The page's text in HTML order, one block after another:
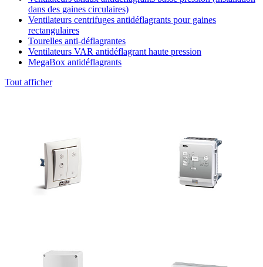
dans des gaines circulaires)
Ventilateurs centrifuges antidéflagrants pour gaines
rectangulaires
Tourelles anti-déflagrantes
Ventilateurs VAR antidéflagrant haute pression
MegaBox antidéflagrants
Tout afficher